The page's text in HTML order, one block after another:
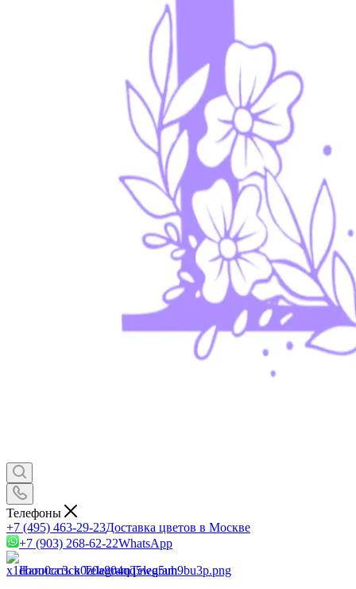
Телефоны
+7 (495) 463-29-23Доставка цветов в Москве
+7 (903) 268-62-22WhatsApp
Написать в TelegramTelegram